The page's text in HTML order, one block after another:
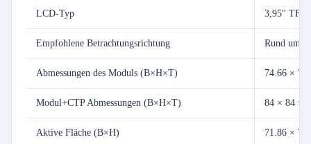
LCD-Typ 3,95″ TFT
Empfohlene Betrachtungsrichtung Rund um
Abmessungen des Moduls (B×H×T) 74.66 ×
Modul+CTP Abmessungen (B×H×T) 84 × 84 ×
Aktive Fläche (B×H) 71.86 ×